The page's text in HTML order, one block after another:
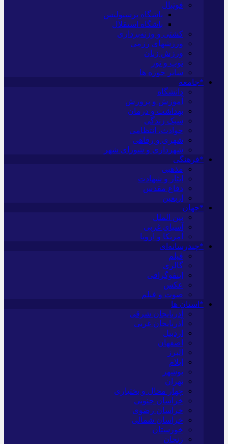
فوتبال
باشگاه پرسپولیس
باشگاه استقلال
کشتی و وزنه‌برداری
ورزشهای رزمی
ورزش زنان
توپ و تور
سایر حوزه ها
*جامعه
دانشگاه
آموزش و پرورش
بهداشت و درمان
سبک زندگی
حوادث، انتظامی
شهری و رفاهی
شهرداری و شورای شهر
*فرهنگی
مذهبی
ایثار و شهادت
دفاع مقدس
اربعین
*جهان
بین الملل
آسیای غربی
آمریکا و اروپا
*چندرسانه‌ای
فیلم
گالری
اینفوگرافی
عکس
صوت و فیلم
*استان ها
آذربایجان شرقی
آذربایجان غربی
اردبیل
اصفهان
البرز
ایلام
بوشهر
تهران
چهار محال و بختیاری
خراسان جنوبی
خراسان رضوی
خراسان شمالی
خوزستان
زنجان